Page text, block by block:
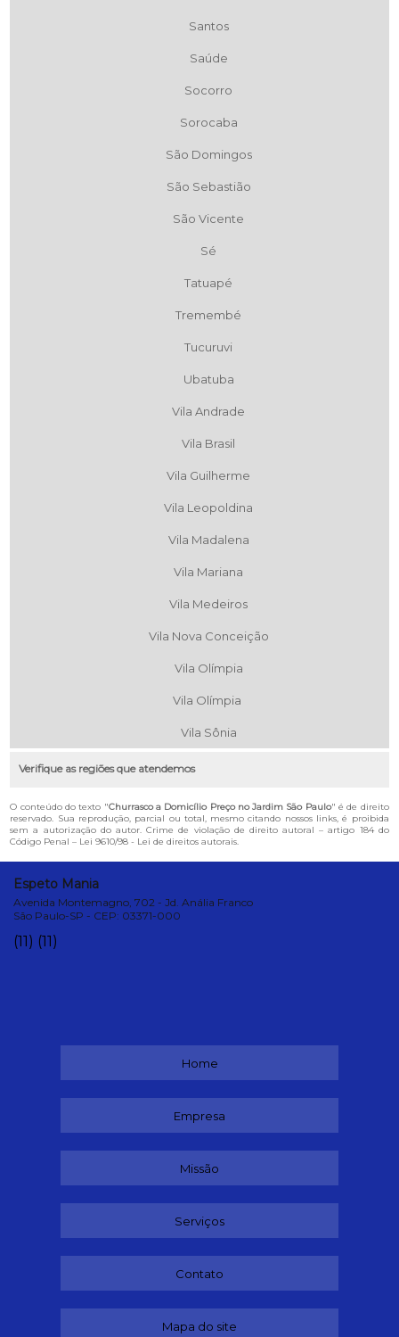
Santos
Saúde
Socorro
Sorocaba
São Domingos
São Sebastião
São Vicente
Sé
Tatuapé
Tremembé
Tucuruvi
Ubatuba
Vila Andrade
Vila Brasil
Vila Guilherme
Vila Leopoldina
Vila Madalena
Vila Mariana
Vila Medeiros
Vila Nova Conceição
Vila Olímpia
Vila Olímpia
Vila Sônia
Verifique as regiões que atendemos
O conteúdo do texto "Churrasco a Domicílio Preço no Jardim São Paulo" é de direito
reservado. Sua reprodução, parcial ou total, mesmo citando nossos links, é proibida
sem a autorização do autor. Crime de violação de direito autoral – artigo 184 do
Código Penal – Lei 9610/98 - Lei de direitos autorais.
Espeto Mania
Avenida Montemagno, 702 - Jd. Anália Franco
São Paulo-SP - CEP: 03371-000
(11) (11)
Home
Empresa
Missão
Serviços
Contato
Mapa do site